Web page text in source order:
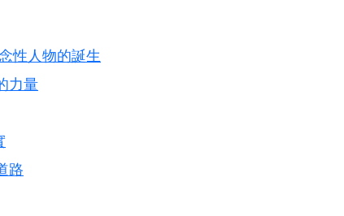
性人物的誕生
力量
路